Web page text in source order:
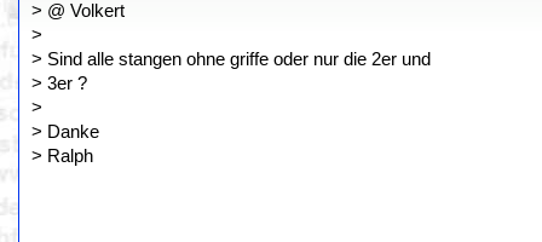
> @ Volkert
>
> Sind alle stangen ohne griffe oder nur die 2er und
> 3er ?
>
> Danke
> Ralph